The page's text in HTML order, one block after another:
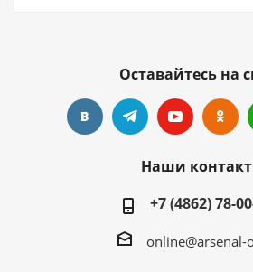
Оставайтесь на
Наши
+7 (4862) 78-
online@arsenal-